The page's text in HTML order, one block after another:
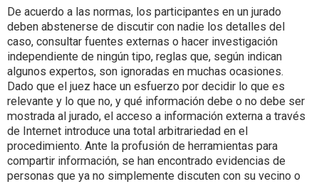
De acuerdo a las normas, los participantes en un jurado
deben abstenerse de discutir con nadie los detalles del
caso, consultar fuentes externas o hacer investigación
independiente de ningún tipo, reglas que, según indican
algunos expertos, son ignoradas en muchas ocasiones.
Dado que el juez hace un esfuerzo por decidir lo que es
relevante y lo que no, y qué información debe o no debe ser
mostrada al jurado, el acceso a información externa a través
de Internet introduce una total arbitrariedad en el
procedimiento. Ante la profusión de herramientas para
compartir información, se han encontrado evidencias de
personas que ya no simplemente discuten con su vecino o